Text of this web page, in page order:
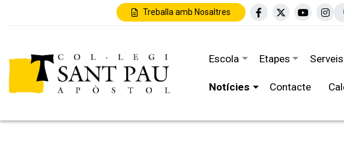
Treballa amb Nosaltres
Escola Etapes
Notícies Contacte